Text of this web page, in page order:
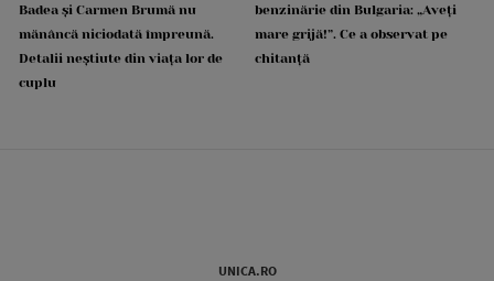
Badea și Carmen Brumă nu
mănâncă niciodată împreună.
Detalii neștiute din viața lor de
cuplu
benzinărie din Bulgaria: „Aveți
mare grijă!”. Ce a observat pe
chitanță
UNICA.RO